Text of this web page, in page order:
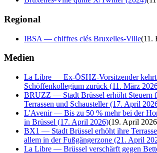
Regional
IBSA — chiffres clés Bruxelles-Ville(11.
Medien
La Libre — Ex-ÖSHZ-Vorsitzender
Schöffenkollegium zurück (11. März
BRUZZ — Stadt Brüssel erhöht Steuern
Terrassen und Schausteller (17. April
L'Avenir — Bis zu 50 % mehr bei der
in Brüssel (17. April 2026)(19. April 2026
BX1 — Stadt Brüssel erhöht ihre
allem in der Fußgängerzone (21. April
La Libre — Brüssel verschärft gegen